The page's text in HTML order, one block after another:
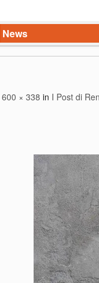
News
600 × 338 in I Post di